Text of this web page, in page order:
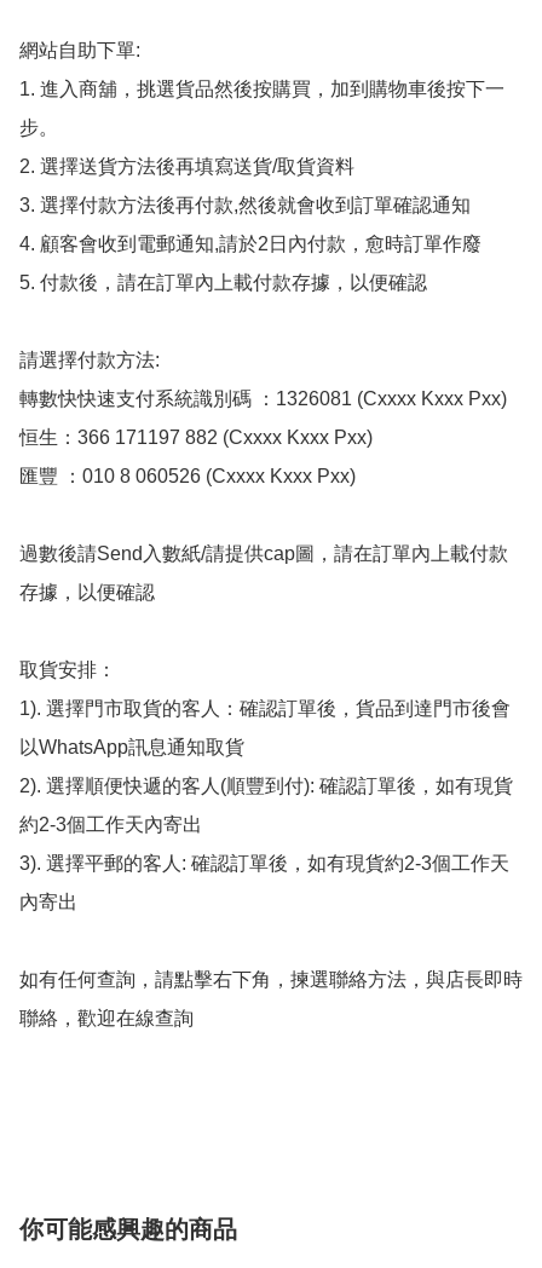
網站自助下單:
1. 進入商舖，挑選貨品然後按購買，加到購物車後按下一
步。
2. 選擇送貨方法後再填寫送貨/取貨資料
3. 選擇付款方法後再付款,然後就會收到訂單確認通知
4. 顧客會收到電郵通知,請於2日內付款，愈時訂單作廢
5. 付款後，請在訂單內上載付款存據，以便確認
請選擇付款方法:
轉數快快速支付系統識別碼 ：1326081 (Cxxxx Kxxx Pxx)
恒生：366 171197 882 (Cxxxx Kxxx Pxx)
匯豐 ：010 8 060526 (Cxxxx Kxxx Pxx)
過數後請Send入數紙/請提供cap圖，請在訂單內上載付款
存據，以便確認
取貨安排：
1). 選擇門市取貨的客人：確認訂單後，貨品到達門市後會
以WhatsApp訊息通知取貨
2). 選擇順便快遞的客人(順豐到付): 確認訂單後，如有現貨
約2-3個工作天內寄出
3). 選擇平郵的客人: 確認訂單後，如有現貨約2-3個工作天
內寄出
如有任何查詢，請點擊右下角，揀選聯絡方法，與店長即時
聯絡，歡迎在線查詢
你可能感興趣的商品